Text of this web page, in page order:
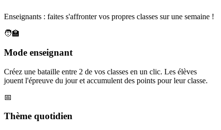
Enseignants : faites s'affronter vos propres classes sur une semaine !
🧑‍🏫
Mode enseignant
Créez une bataille entre 2 de vos classes en un clic. Les élèves
jouent l'épreuve du jour et accumulent des points pour leur classe.
📅
Thème quotidien